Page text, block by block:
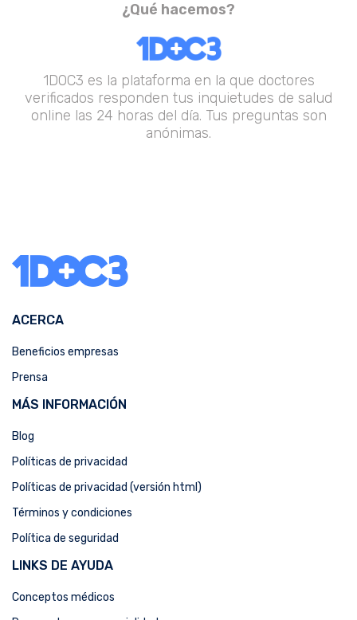
¿Qué hacemos?
1DOC3 es la plataforma en la que doctores
verificados responden tus inquietudes de salud
online las 24 horas del día. Tus preguntas son
anónimas.
ACERCA
Beneficios empresas
Prensa
MÁS INFORMACIÓN
Blog
Políticas de privacidad
Políticas de privacidad (versión html)
Términos y condiciones
Política de seguridad
LINKS DE AYUDA
Conceptos médicos